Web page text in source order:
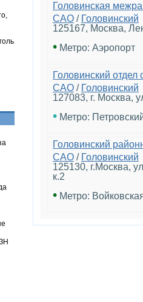
Головинская
САО / Головинский
125167, Москва,
• Метро: Аэропорт
Головинский
САО / Головинский
127083, г. Москва,
• Метро:
Головинский
САО / Головинский
125130, г.Москва,
к.2
• Метро: